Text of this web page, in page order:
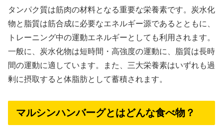
タンパク質は筋肉の材料となる重要な栄養素です。炭水化
物と脂質は筋合成に必要なエネルギー源であるとともに、
トレーニング中の運動エネルギーとしても利用されます。
一般に、炭水化物は短時間・高強度の運動に、脂質は長時
間の運動に適しています。また、三大栄養素はいずれも過
剰に摂取すると体脂肪として蓄積されます。
マルシンハンバーグとはどんな食べ物？